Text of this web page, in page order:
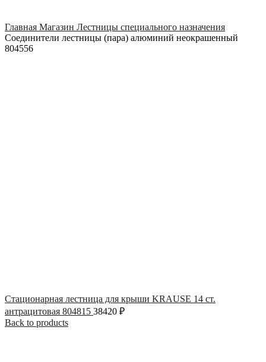
Главная Магазин Лестницы специального назначения
Соединители лестницы (пара) алюминий неокрашенный
804556
Стационарная лестница для крыши KRAUSE 14 ст.
антрацитовая 804815 38420 ₽
Back to products